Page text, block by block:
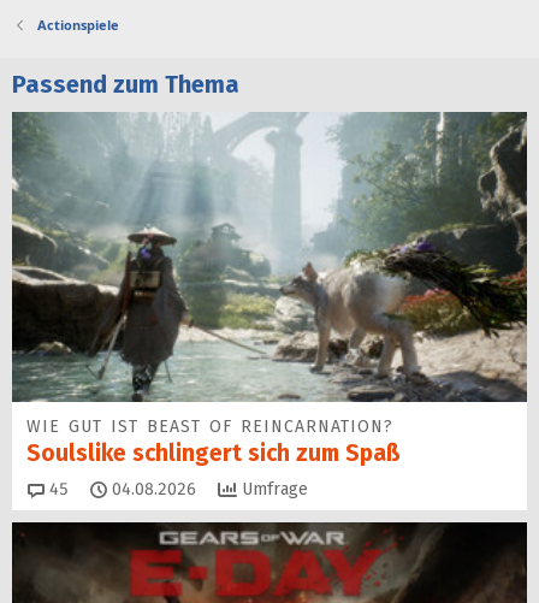
Actionspiele
Passend zum Thema
WIE GUT IST BEAST OF REINCARNATION?
Soulslike schlingert sich zum Spaß
45 Kommentare
04.08.2026 Umfrage